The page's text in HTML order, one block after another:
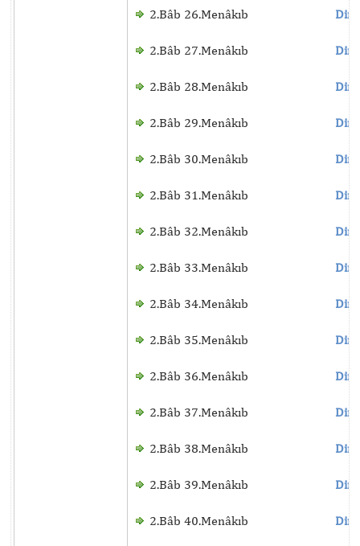
2.Bâb 26.Menâkıb
2.Bâb 27.Menâkıb
2.Bâb 28.Menâkıb
2.Bâb 29.Menâkıb
2.Bâb 30.Menâkıb
2.Bâb 31.Menâkıb
2.Bâb 32.Menâkıb
2.Bâb 33.Menâkıb
2.Bâb 34.Menâkıb
2.Bâb 35.Menâkıb
2.Bâb 36.Menâkıb
2.Bâb 37.Menâkıb
2.Bâb 38.Menâkıb
2.Bâb 39.Menâkıb
2.Bâb 40.Menâkıb